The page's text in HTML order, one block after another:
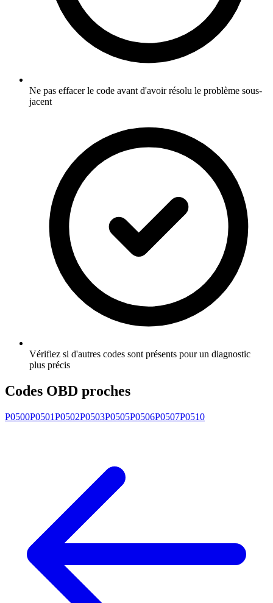
Ne pas effacer le code avant d'avoir résolu le problème sous-
jacent
Vérifiez si d'autres codes sont présents pour un diagnostic
plus précis
Codes OBD proches
P0500P0501P0502P0503P0505P0506P0507P0510